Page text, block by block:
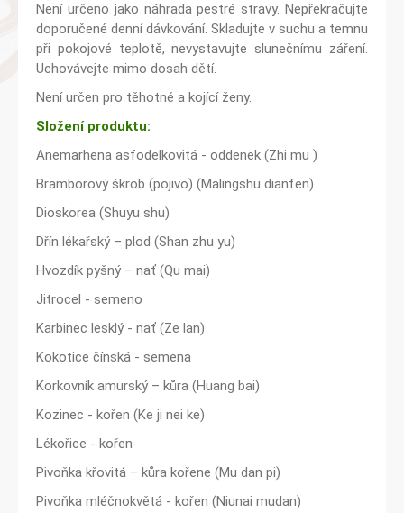
Není určeno jako náhrada pestré stravy. Nepřekračujte
doporučené denní dávkování. Skladujte v suchu a temnu
při pokojové teplotě, nevystavujte slunečnímu záření.
Uchovávejte mimo dosah dětí.
Není určen pro těhotné a kojící ženy.
Složení produktu:
Anemarhena asfodelkovitá - oddenek (Zhi mu )
Bramborový škrob (pojivo) (Malingshu dianfen)
Dioskorea (Shuyu shu)
Dřín lékařský – plod (Shan zhu yu)
Hvozdík pyšný – nať (Qu mai)
Jitrocel - semeno
Karbinec lesklý - nať (Ze lan)
Kokotice čínská - semena
Korkovník amurský – kůra (Huang bai)
Kozinec - kořen (Ke ji nei ke)
Lékořice - kořen
Pivoňka křovitá – kůra kořene (Mu dan pi)
Pivoňka mléčnokvětá - kořen (Niunai mudan)